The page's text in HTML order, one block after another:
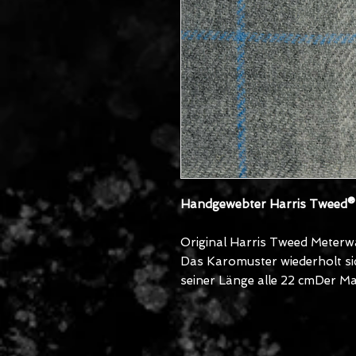
Handgewebter Harris
Original Harris Tweed
Das Karomuster wiederholt
seiner Länge alle 22 cmDer
15.000–20.000 Martindale.
Vielzahl an
Polsterungen. Die Farb- und